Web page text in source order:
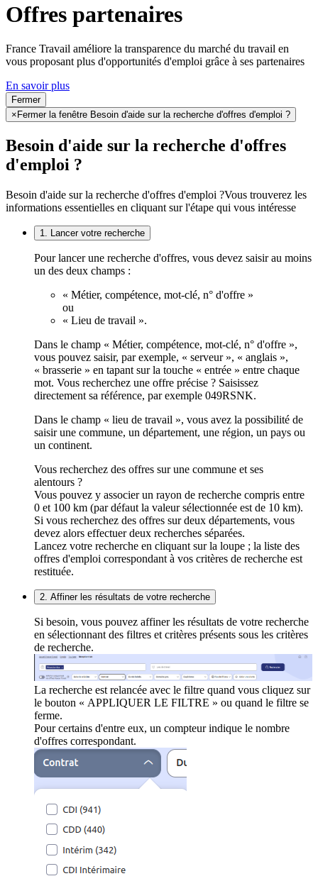
Offres partenaires
France Travail améliore la transparence du marché du travail en
vous proposant plus d'opportunités d'emploi grâce à ses partenaires
En savoir plus
Fermer
× Fermer la fenêtre Besoin d'aide sur la recherche d'offres d'emploi ?
Besoin d'aide sur la recherche d'offres
d'emploi ?
Besoin d'aide sur la recherche d'offres d'emploi ?Vous trouverez les
informations essentielles en cliquant sur l'étape qui vous intéresse
1. Lancer votre recherche
Pour lancer une recherche d'offres, vous devez saisir au moins
un des deux champs :
« Métier, compétence, mot-clé, n° d'offre »
ou
« Lieu de travail ».
Dans le champ « Métier, compétence, mot-clé, n° d'offre »,
vous pouvez saisir, par exemple, « serveur », « anglais »,
« brasserie » en tapant sur la touche « entrée » entre chaque
mot. Vous recherchez une offre précise ? Saisissez
directement sa référence, par exemple 049RSNK.
Dans le champ « lieu de travail », vous avez la possibilité de
saisir une commune, un département, une région, un pays ou
un continent.
Vous recherchez des offres sur une commune et ses
alentours ?
Vous pouvez y associer un rayon de recherche compris entre
0 et 100 km (par défaut la valeur sélectionnée est de 10 km).
Si vous recherchez des offres sur deux départements, vous
devez alors effectuer deux recherches séparées.
Lancez votre recherche en cliquant sur la loupe ; la liste des
offres d'emploi correspondant à vos critères de recherche est
restituée.
2. Affiner les résultats de votre recherche
Si besoin, vous pouvez affiner les résultats de votre recherche
en sélectionnant des filtres et critères présents sous les critères
de recherche.
La recherche est relancée avec le filtre quand vous cliquez sur
le bouton « APPLIQUER LE FILTRE » ou quand le filtre se
ferme.
Pour certains d'entre eux, un compteur indique le nombre
d'offres correspondant.